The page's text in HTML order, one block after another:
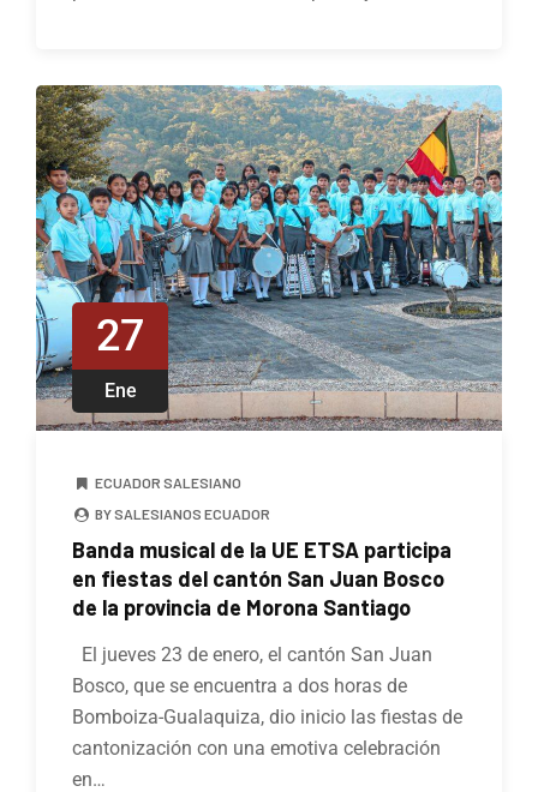
27
Ene
ECUADOR SALESIANO
BY SALESIANOS ECUADOR
Banda musical de la UE ETSA participa
en fiestas del cantón San Juan Bosco
de la provincia de Morona Santiago
El jueves 23 de enero, el cantón San Juan
Bosco, que se encuentra a dos horas de
Bomboiza-Gualaquiza, dio inicio las fiestas de
cantonización con una emotiva celebración
en…